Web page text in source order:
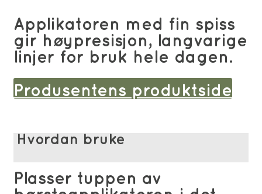
Applikatoren med fin spiss
gir høypresisjon, langvarige
linjer for bruk hele dagen.
Produsentens produktside
Hvordan bruke
Plasser tuppen av